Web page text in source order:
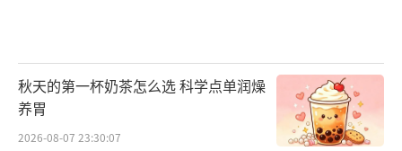
秋天的第一杯奶茶怎么选 科学点单润燥
养胃
2026-08-07 23:30:07